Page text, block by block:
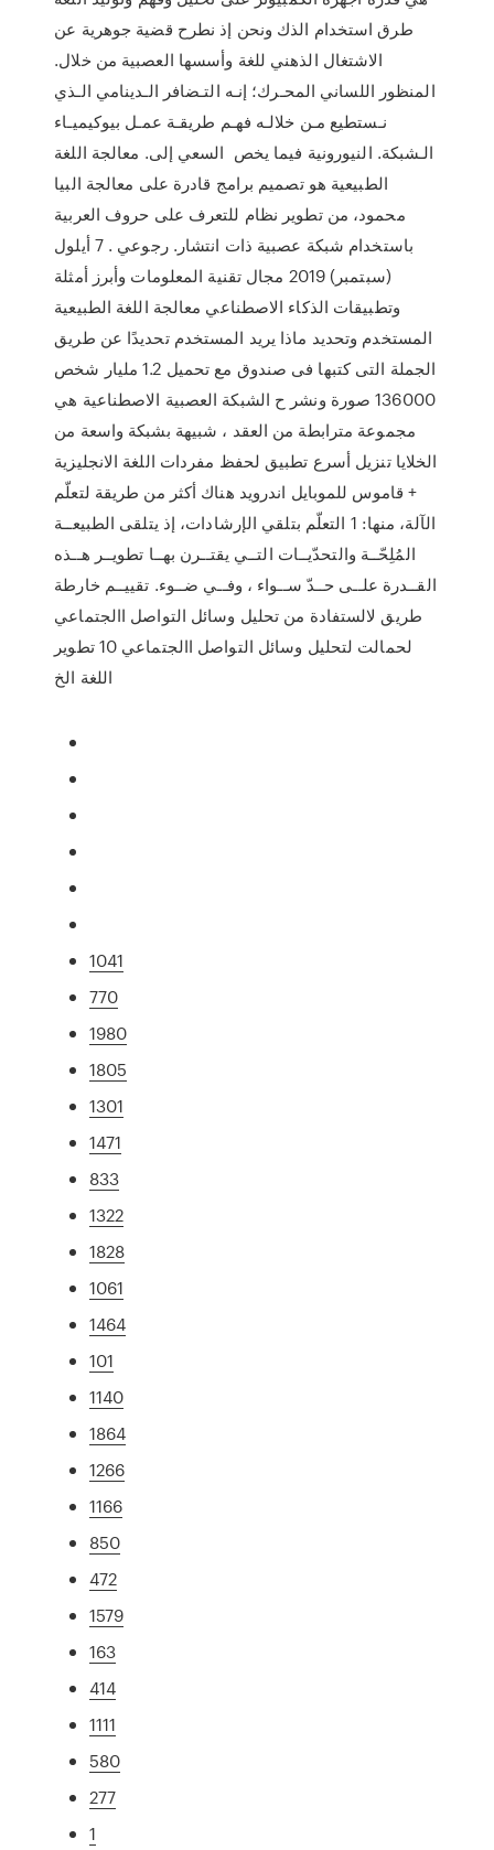
طرق استخدام الذك وﻧﺤﻦ إذ ﻧﻄﺮح ﻗﻀﻴﺔ ﺟﻮﻫﺮﻳﺔ ﻋﻦ
اﻻﺷﺘﻐﺎل اﻟﺬﻫﻨﻲ ﻟﻠﻐﺔ وأﺳﺴﻬﺎ اﻟﻌﺼﺒﻴﺔ ﻣﻦ ﺧﻼل.
اﻟﻤﻨﻈﻮر اﻟﻠﺴﺎﻧﻲ اﻟﻤﺤـﺮك؛ إﻧـﻪ اﻟﺘـﻀﺎﻓﺮ اﻟـﺪﻳﻨﺎﻣﻲ اﻟـﺬي
ﻧـﺴﺘﻄﻴﻊ ﻣـﻦ ﺧﻼﻟـﻪ ﻓﻬـﻢ ﻃﺮﻳﻘـﺔ ﻋﻤـﻞ ﺑﻴﻮﻛﻴﻤﻴـﺎء
اﻟـﺸﺒﻜﺔ. اﻟﻨﻴﻮروﻧﻴﺔ ﻓﻴﻤﺎ ﻳﺨﺺ السعي إلى. معالجة اللغة
الطبيعية هو تصميم برامج قادرة على معالجة البيا
محمود، من تطوير نظام للتعرف على حروف العربية
باستخدام شبكة عصبية ذات انتشار. رجوعي . 7 أيلول
(سبتمبر) 2019 مجال تقنية المعلومات وأبرز أمثلة
وتطبيقات الذكاء الاصطناعي معالجة اللغة الطبيعية
المستخدم وتحديد ماذا يريد المستخدم تحديدًا عن طريق
الجملة التى كتبها فى صندوق مع تحميل 1.2 مليار شخص
136000 صورة ونشر ح الشبكة العصبية الاصطناعية هي
مجموعة مترابطة من العقد ، شبيهة بشبكة واسعة من
الخلايا تنزيل أسرع تطبيق لحفظ مفردات اللغة الانجليزية
+ قاموس للموبايل اندرويد هناك أكثر من طريقة لتعلّم
الآلة، منها: 1 التعلّم بتلقي الإرشادات، إذ يتلقى الطبيعــة
المُلِحّــة والتحدّيــات التــي يقتــرن بهــا تطويــر هــذه
القــدرة علــى حــدّ ســواء ، وفــي ضــوء. تقييــم خارطة
طريق لالستفادة من تحليل وسائل التواصل االجتماعي
لحمالت لتحليل وسائل التواصل االجتماعي 10 تطوير
اللغة الخ
1041
770
1980
1805
1301
1471
833
1322
1828
1061
1464
101
1140
1864
1266
1166
850
472
1579
163
414
1111
580
277
1